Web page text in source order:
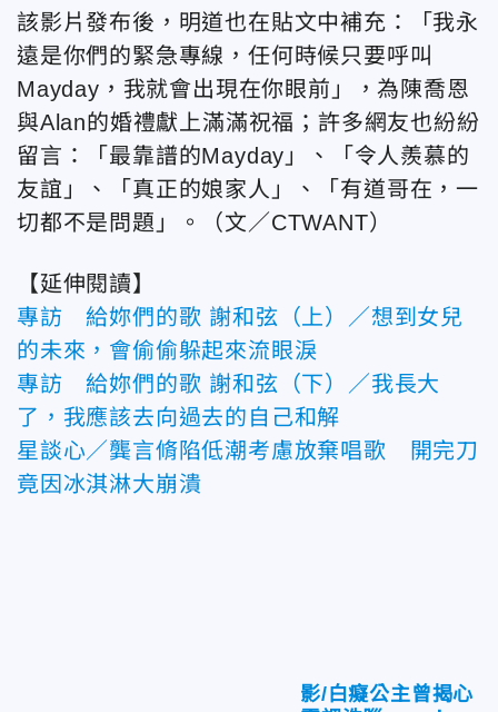
該影片發布後，明道也在貼文中補充：「我永
遠是你們的緊急專線，任何時候只要呼叫
Mayday，我就會出現在你眼前」，為陳喬恩
與Alan的婚禮獻上滿滿祝福；許多網友也紛紛
留言：「最靠譜的Mayday」、「令人羨慕的
友誼」、「真正的娘家人」、「有道哥在，一
切都不是問題」。（文／CTWANT）
【延伸閱讀】
專訪 給妳們的歌 謝和弦（上）／想到女兒
的未來，會偷偷躲起來流眼淚
專訪 給妳們的歌 謝和弦（下）／我長大
了，我應該去向過去的自己和解
星談心／龔言脩陷低潮考慮放棄唱歌 開完刀
竟因冰淇淋大崩潰
影/白癡公主曾揭心